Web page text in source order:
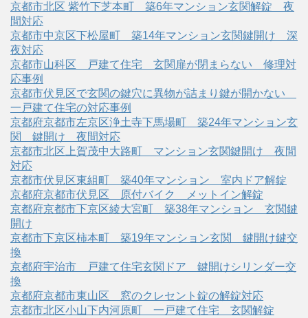
京都市北区 紫竹下芝本町 築6年マンション玄関解錠 夜
間対応
京都市中京区下松屋町 築14年マンション玄関鍵開け 深
夜対応
京都市山科区 戸建て住宅 玄関扉が閉まらない 修理対
応事例
京都市伏見区で玄関の鍵穴に異物が詰まり鍵が開かない
一戸建て住宅の対応事例
京都府京都市左京区浄土寺下馬場町 築24年マンション玄
関 鍵開け 夜間対応
京都市北区上賀茂中大路町 マンション玄関鍵開け 夜間
対応
京都市伏見区東組町 築40年マンション 室内ドア解錠
京都府京都市伏見区 原付バイク メットイン解錠
京都府京都市下京区綾大宮町 築38年マンション 玄関鍵
開け
京都市下京区柿本町 築19年マンション玄関 鍵開け鍵交
換
京都府宇治市 戸建て住宅玄関ドア 鍵開けシリンダー交
換
京都府京都市東山区 窓のクレセント錠の解錠対応
京都市北区小山下内河原町 一戸建て住宅 玄関解錠